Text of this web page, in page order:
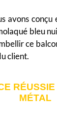
avons
bleu
ce
client.
MÉTAL